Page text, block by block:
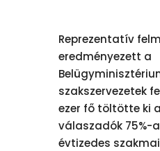
Reprezentatív
eredményezett a
szakszervezetek
ezer fő töltötte ki
válaszadók 75%-
évtizedes